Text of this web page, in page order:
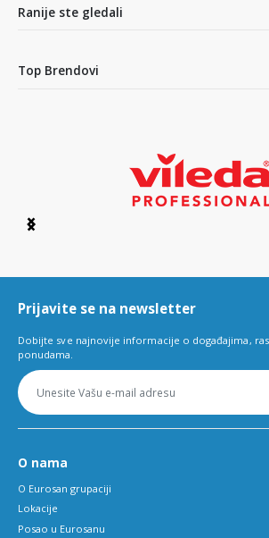
2
Ranije ste gledali
Top Brendovi
Item
6
Prijavite se na newsletter
Dobijte sve najnovije informacije o događajima,
ponudama.
O nama
O Eurosan grupaciji
Lokacije
Posao u Eurosanu